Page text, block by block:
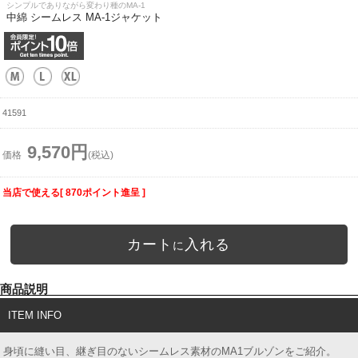
シンプルでありながら変わり種のMA-1
中綿 シームレス MA-1ジャケット
41591
価格 9,570円 (税込)
当店で使える[ 870ポイント進呈 ]
カート に 入れる
商品説明
ITEM INFO
身頃に縫い目、継ぎ目のないシームレス素材のMA1ブルゾンをご紹介。